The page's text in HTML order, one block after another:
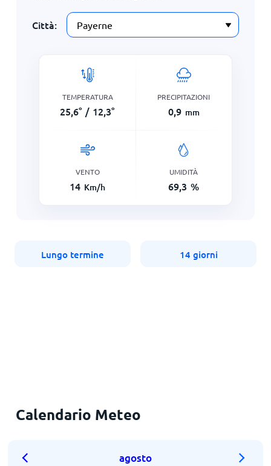
Città:
TEMPERATURA
25,6° / 12,3°
PRECIPITAZIONI
0,9 mm
VENTO
14 Km/h
UMIDITÀ
69,3 %
Lungo termine 14 giorni
Calendario Meteo
agosto